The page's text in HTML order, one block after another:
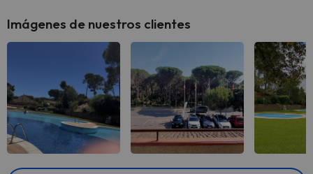
Imágenes de nuestros clientes